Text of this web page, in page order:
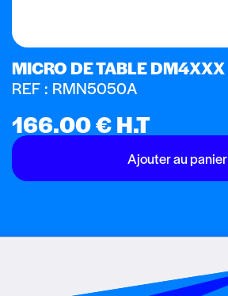
MICRO DE TABLE DM4XXX
REF : RMN5050A
166.00€H.T
Ajouter au panier